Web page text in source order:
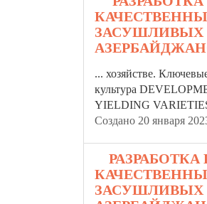
ЗАСУШЛИВЫХ
... хозяйстве.
культура
YIELDING
Создано 20 января
ЗАСУШЛИВЫХ